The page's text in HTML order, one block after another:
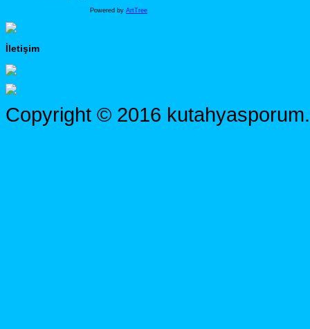
Powered by ArtTree
İletişim
Copyright © 2016